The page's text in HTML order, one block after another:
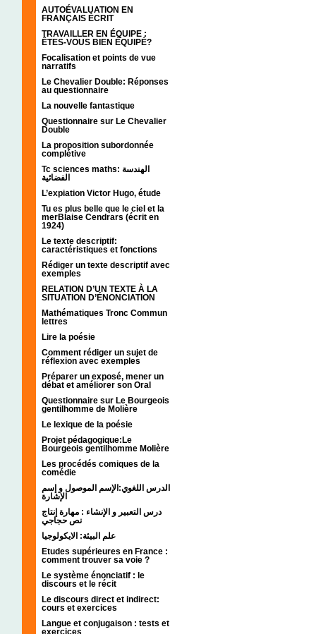
AUTOÉVALUATION EN
FRANÇAIS ÉCRIT
TRAVAILLER EN ÉQUIPE :
ÊTES-VOUS BIEN ÉQUIPÉ?
Focalisation et points de vue
narratifs
Le Chevalier Double: Réponses
au questionnaire
La nouvelle fantastique
Questionnaire sur Le Chevalier
Double
La proposition subordonnée
complétive
Tc sciences maths: الهندسة
الفضائية
L’expiation Victor Hugo, étude
Tu es plus belle que le ciel et la
merBlaise Cendrars (écrit en
1924)
Le texte descriptif:
caractéristiques et fonctions
Rédiger un texte descriptif avec
exemples
RELATION D’UN TEXTE À LA
SITUATION D’ÉNONCIATION
Mathématiques Tronc Commun
lettres
Lire la poésie
Comment rédiger un sujet de
réflexion avec exemples
Préparer un exposé, mener un
débat et améliorer son Oral
Questionnaire sur Le Bourgeois
gentilhomme de Molière
Le lexique de la poésie
Projet pédagogique:Le
Bourgeois gentilhomme Molière
Les procédés comiques de la
comédie
الدرس اللغوي:الإسم الموصول و إسم
الإشارة
درس التعبير و الإنشاء : مهارة إنتاج
نص حجاجي
علم البيئة: الايكولوجيا
Etudes supérieures en France :
comment trouver sa voie ?
Le système énonciatif : le
discours et le récit
Le discours direct et indirect:
cours et exercices
Langue et conjugaison : tests et
exercices